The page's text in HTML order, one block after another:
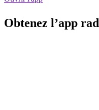
Obtenez l’app